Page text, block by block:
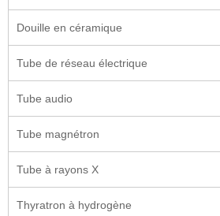
Douille en céramique
Tube de réseau électrique
Tube audio
Tube magnétron
Tube à rayons X
Thyratron à hydrogène